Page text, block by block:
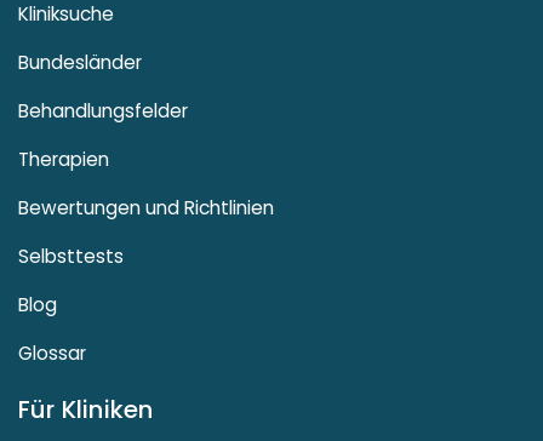
Kliniksuche
Bundesländer
Behandlungsfelder
Therapien
Bewertungen und Richtlinien
Selbsttests
Blog
Glossar
Für Kliniken